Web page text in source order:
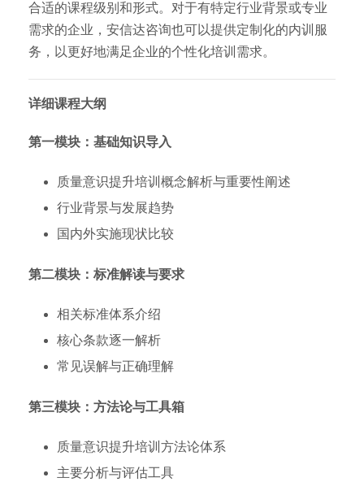
合适的课程级别和形式。对于有特定行业背景或专业
需求的企业，安信达咨询也可以提供定制化的内训服
务，以更好地满足企业的个性化培训需求。
详细课程大纲
第一模块：基础知识导入
质量意识提升培训概念解析与重要性阐述
行业背景与发展趋势
国内外实施现状比较
第二模块：标准解读与要求
相关标准体系介绍
核心条款逐一解析
常见误解与正确理解
第三模块：方法论与工具箱
质量意识提升培训方法论体系
主要分析与评估工具